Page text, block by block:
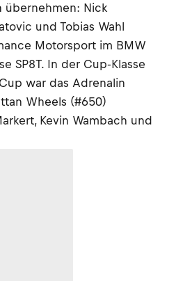
übernehmen: Nick
und Tobias Wahl
Motorsport im BMW
SP8T. In der Cup-Klasse
war das Adrenalin
Wheels (#650)
Kevin Wambach und